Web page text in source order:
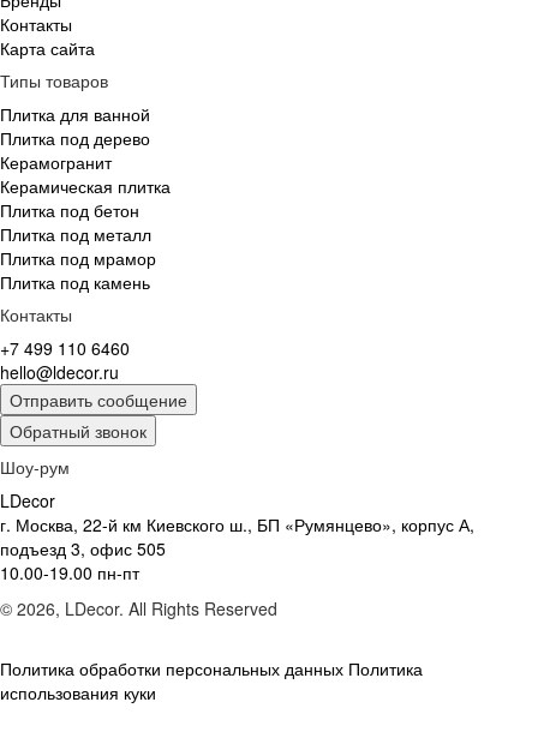
Контакты
Карта сайта
Типы товаров
Плитка для ванной
Плитка под дерево
Керамогранит
Керамическая плитка
Плитка под бетон
Плитка под металл
Плитка под мрамор
Плитка под камень
Контакты
+7 499 110 6460
hello@ldecor.ru
Отправить сообщение
Обратный звонок
Шоу-рум
LDecor
г. Москва, 22-й км Киевского ш., БП «Румянцево», корпус А,
подъезд 3, офис 505
10.00-19.00 пн-пт
© 2026, LDecor. All Rights Reserved
Политика обработки персональных данных Политика
использования куки